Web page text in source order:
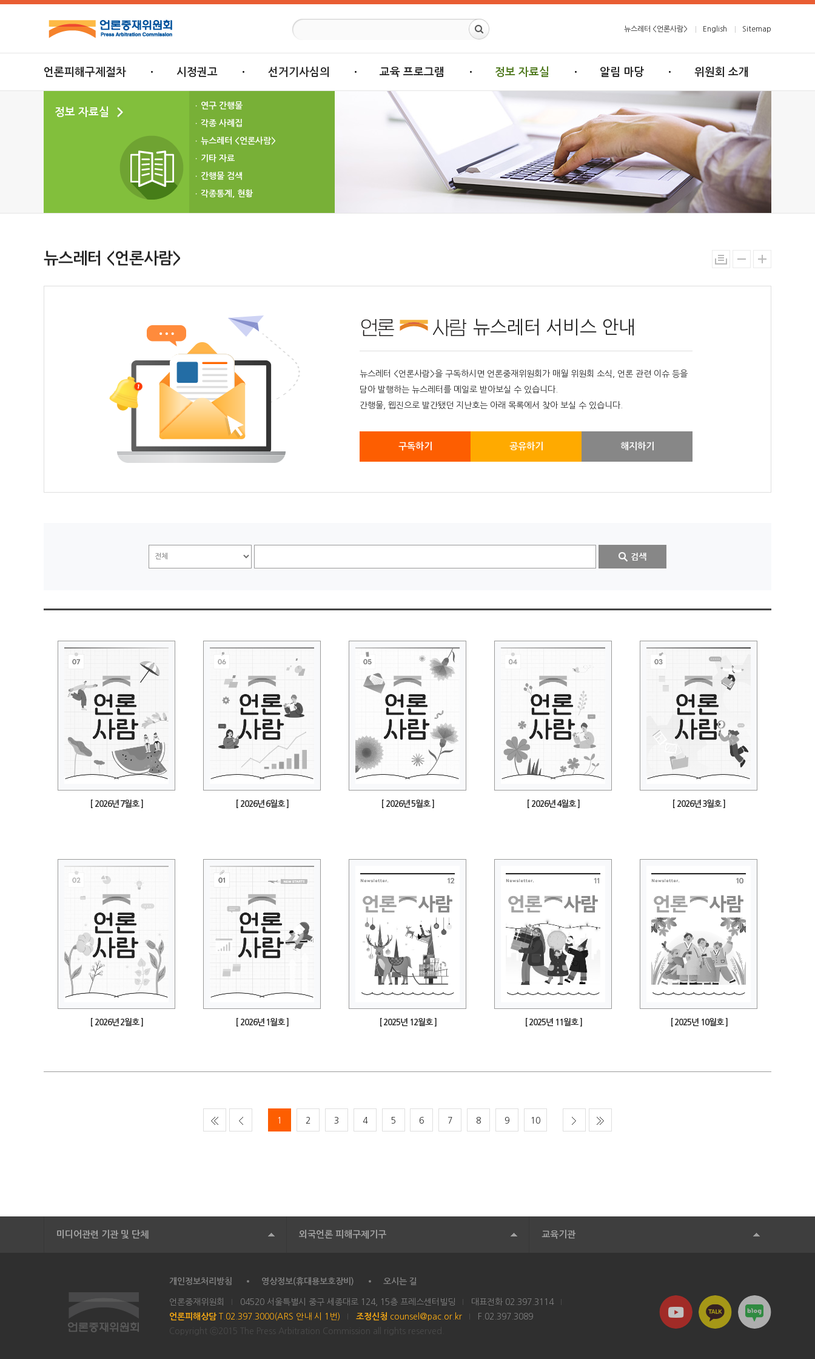
뉴스레터 <언론사람> English Sitemap
언론피해구제절차 시정권고 선거기사심의 교육 프로그램 정보 자료실 알림 마당 위원회 소개
정보 자료실
연구 간행물
각종 사례집
뉴스레터 <언론사람>
기타 자료
간행물 검색
각종통계, 현황
뉴스레터 <언론사람>
뉴스레터 서비스 안내
뉴스레터 <언론사람>을 구독하시면 언론중재위원회가 매월 위원회 소식, 언론 관련 이슈 등을
담아 발행하는 뉴스레터를 메일로 받아보실 수 있습니다.
간행물, 웹진으로 발간됐던 지난호는 아래 목록에서 찾아 보실 수 있습니다.
구독하기 공유하기 해지하기
[ 2026년 7월호 ] [ 2026년 6월호 ] [ 2026년 5월호 ] [ 2026년 4월호 ] [ 2026년 3월호 ]
[ 2026년 2월호 ] [ 2026년 1월호 ] [ 2025년 12월호 ] [ 2025년 11월호 ] [ 2025년 10월호 ]
1 2 3 4 5 6 7 8 9 10
미디어관련 기관 및 단체 외국언론 피해구제기구 교육기관
개인정보처리방침 영상정보(휴대용보호장비) 오시는 길
언론중재위원회 04520 서울특별시 중구 세종대로 124, 15층 프레스센터빌딩 대표전화 02.397.3114
언론피해상담 T.02.397.3000(ARS 안내 시 1번) 조정신청 counsel@pac.or.kr
F.02.397.3089
Copyright ⓒ2015 The Press Arbitration Commission all rights reserved.